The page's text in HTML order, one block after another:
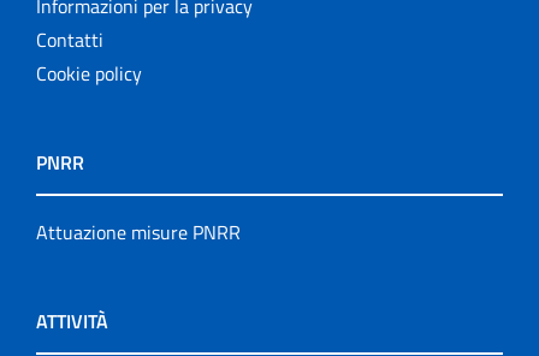
Informazioni per la privacy
Contatti
Cookie policy
PNRR
Attuazione misure PNRR
ATTIVITÀ